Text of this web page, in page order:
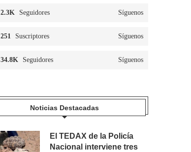
2.3K Seguidores Síguenos
251 Suscriptores Síguenos
34.8K Seguidores Síguenos
Noticias Destacadas
El TEDAX de la Policía
Nacional interviene tres